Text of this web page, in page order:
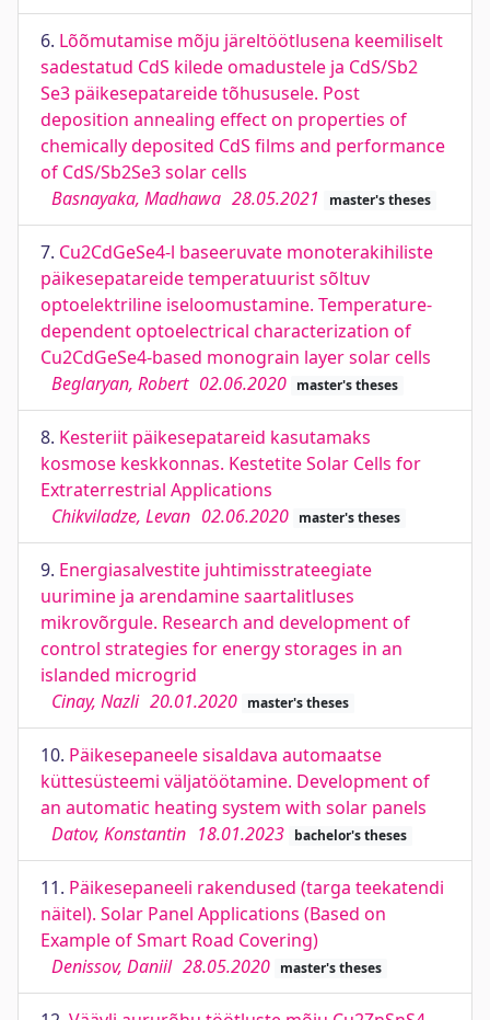
6. Lõõmutamise mõju järeltöötlusena keemiliselt
sadestatud CdS kilede omadustele ja CdS/Sb2
Se3 päikesepatareide tõhususele. Post
deposition annealing effect on properties of
chemically deposited CdS films and performance
of CdS/Sb2Se3 solar cells
Basnayaka, Madhawa 28.05.2021 master's theses
7. Cu2CdGeSe4-l baseeruvate monoterakihiliste
päikesepatareide temperatuurist sõltuv
optoelektriline iseloomustamine. Temperature-
dependent optoelectrical characterization of
Cu2CdGeSe4-based monograin layer solar cells
Beglaryan, Robert 02.06.2020 master's theses
8. Kesteriit päikesepatareid kasutamaks
kosmose keskkonnas. Kestetite Solar Cells for
Extraterrestrial Applications
Chikviladze, Levan 02.06.2020 master's theses
9. Energiasalvestite juhtimisstrateegiate
uurimine ja arendamine saartalitluses
mikrovõrgule. Research and development of
control strategies for energy storages in an
islanded microgrid
Cinay, Nazli 20.01.2020 master's theses
10. Päikesepaneele sisaldava automaatse
küttesüsteemi väljatöötamine. Development of
an automatic heating system with solar panels
Datov, Konstantin 18.01.2023 bachelor's theses
11. Päikesepaneeli rakendused (targa teekatendi
näitel). Solar Panel Applications (Based on
Example of Smart Road Covering)
Denissov, Daniil 28.05.2020 master's theses